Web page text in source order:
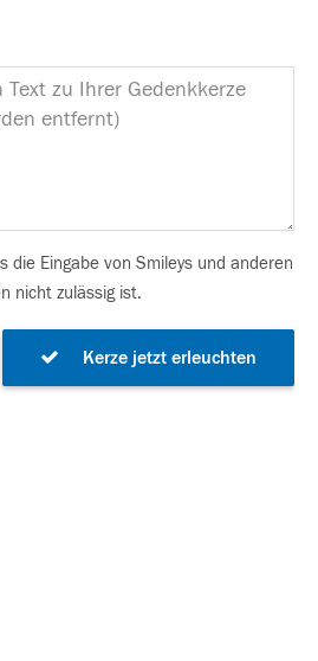
die Eingabe von Smileys und anderen
nicht zulässig ist.
Kerze jetzt erleuchten